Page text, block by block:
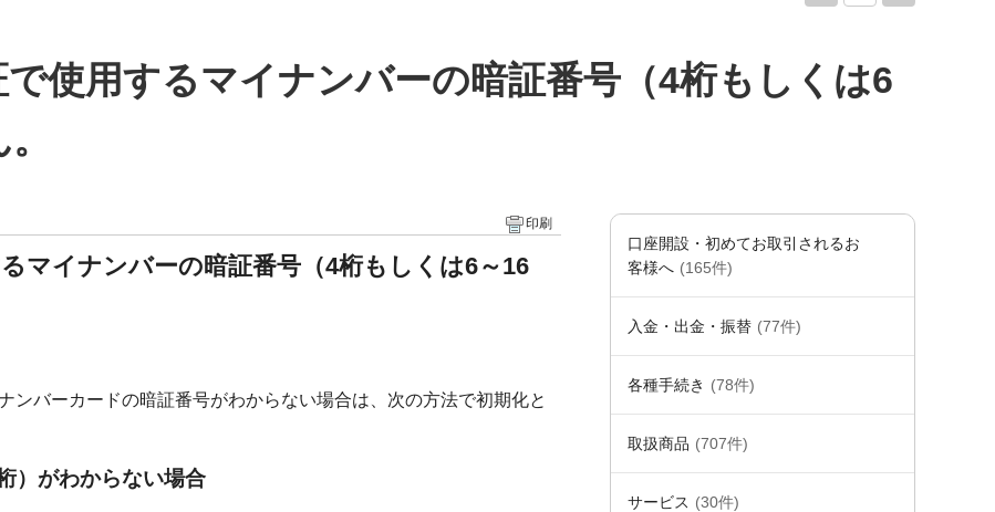
使用するマイナンバーの暗証番号（4桁もしくは6
口座開設・初めてお取引されるお
客様へ (165件)
入金・出金・振替 (77件)
各種手続き (78件)
取扱商品 (707件)
サービス (30件)
印刷
マイナンバーの暗証番号（4桁もしくは6～16
ンバーカードの暗証番号がわからない場合は、次の方法で初期化と
）がわからない場合